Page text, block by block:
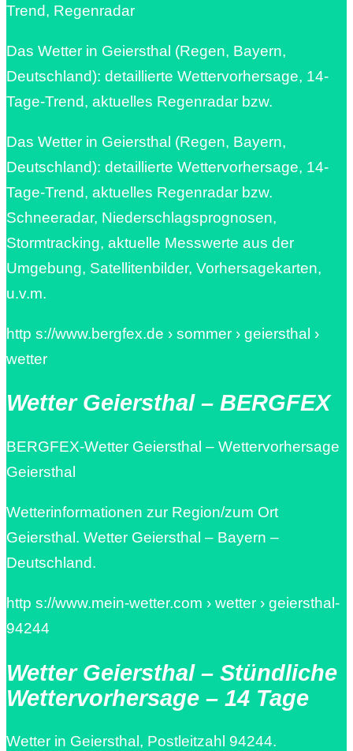
Trend, Regenradar
Das Wetter in Geiersthal (Regen, Bayern,
Deutschland): detaillierte Wettervorhersage, 14-
Tage-Trend, aktuelles Regenradar bzw.
Das Wetter in Geiersthal (Regen, Bayern,
Deutschland): detaillierte Wettervorhersage, 14-
Tage-Trend, aktuelles Regenradar bzw.
Schneeradar, Niederschlagsprognosen,
Stormtracking, aktuelle Messwerte aus der
Umgebung, Satellitenbilder, Vorhersagekarten,
u.v.m.
http s://www.bergfex.de › sommer › geiersthal ›
wetter
Wetter Geiersthal – BERGFEX
BERGFEX-Wetter Geiersthal – Wettervorhersage
Geiersthal
Wetterinformationen zur Region/zum Ort
Geiersthal. Wetter Geiersthal – Bayern –
Deutschland.
http s://www.mein-wetter.com › wetter › geiersthal-
94244
Wetter Geiersthal – Stündliche
Wettervorhersage – 14 Tage
Wetter in Geiersthal, Postleitzahl 94244.